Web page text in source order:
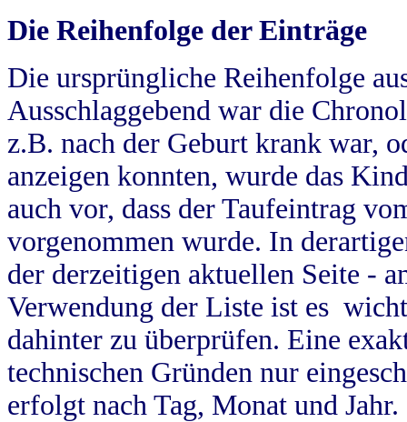
Die Reihenfolge der Einträge
Die ursprüngliche Reihenfolge
Ausschlaggebend war die
z.B. nach der Geburt krank war,
anzeigen konnten, wurde das
auch vor, dass der Taufeintrag
vorgenommen wurde. In
der derzeitigen aktuellen Seite -
Verwendung der Liste ist es
dahinter zu überprüfen. Eine
technischen Gründen nur
erfolgt nach Tag, Monat und Jahr.